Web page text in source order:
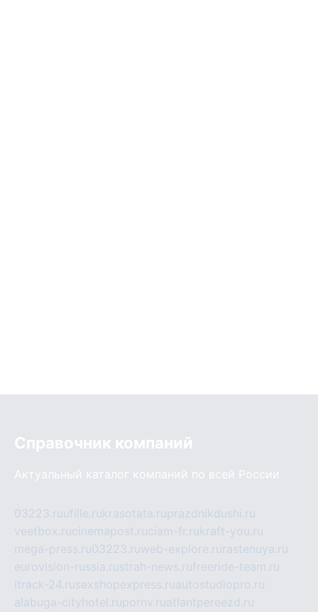
Справочник компаний
Актуальный каталог компаний по всей России
03223.ruufille.rukrasotata.ruprazdnikdushi.ru
veetbox.rucinemapost.ruciam-fr.rukraft-you.ru
mega-press.ru03223.ruweb-explore.ru rastenuya.ru
eurovision-russia.rustrah-news.rufreeride-team.ru
itrack-24.rusexshopexpress.ruautostudiopro.ru
alabuga-cityhotel.rupornv.ruatlantpereezd.ru